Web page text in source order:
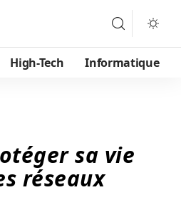
High-Tech Informatique
sa vie
réseaux